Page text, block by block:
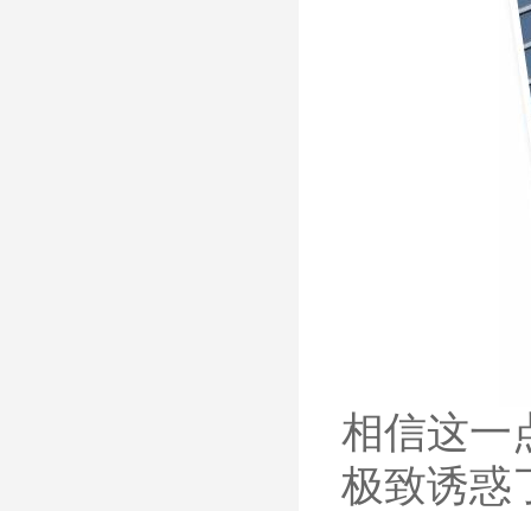
相信这一
极致诱惑